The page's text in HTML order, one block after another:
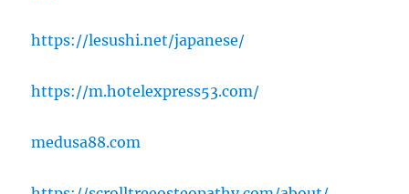
https://lesushi.net/japanese/
https://m.hotelexpress53.com/
medusa88.com